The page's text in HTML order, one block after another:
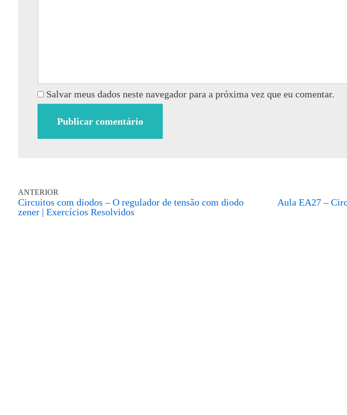
Salvar meus dados neste navegador para a próxima vez que eu comentar.
ANTERIOR
Circuitos com diodos – O regulador de tensão com diodo
zener | Exercícios Resolvidos
Aula EA27 –